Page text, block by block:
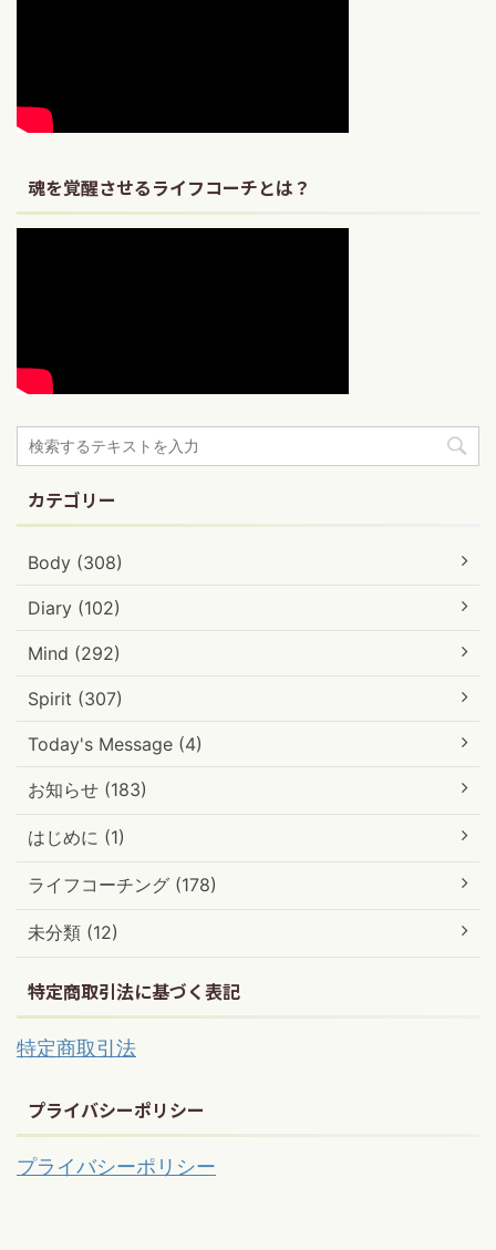
魂を覚醒させるライフコーチとは？
カテゴリー
Body (308)
Diary (102)
Mind (292)
Spirit (307)
Today's Message (4)
お知らせ (183)
はじめに (1)
ライフコーチング (178)
未分類 (12)
特定商取引法に基づく表記
特定商取引法
プライバシーポリシー
プライバシーポリシー